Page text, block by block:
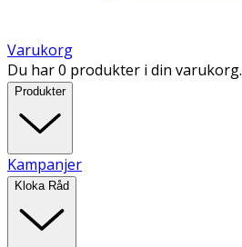
Varukorg
Du har 0 produkter i din varukorg.
Produkter
Kampanjer
Kloka Råd